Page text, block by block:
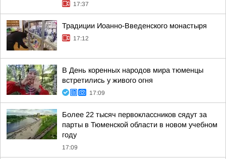
17:37
Традиции Иоанно-Введенского монастыря
17:12
В День коренных народов мира тюменцы
встретились у живого огня
17:09
Более 22 тысяч первоклассников сядут за
парты в Тюменской области в новом учебном
году
17:09